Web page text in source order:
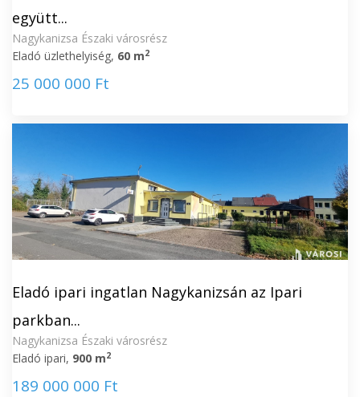
együtt...
Nagykanizsa Északi városrész
Eladó üzlethelyiség, 60 m2
25 000 000 Ft
Eladó ipari ingatlan Nagykanizsán az Ipari
parkban...
Nagykanizsa Északi városrész
Eladó ipari, 900 m2
189 000 000 Ft